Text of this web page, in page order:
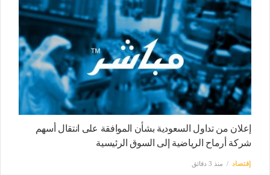
إعلان من تداول السعودية بشأن الموافقة على انتقال أسهم
شركة أرماح الرياضية إلى السوق الرئيسية
إقتصاد منذ 3 دقائق